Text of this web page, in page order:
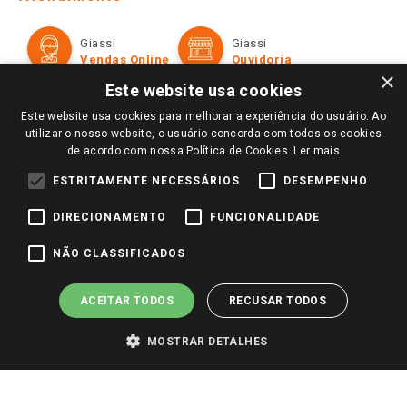
Televendas
Perguntas frequentes
Trabalhe Conosco
Identidade Visual
Formas de Pagamento
Políticas de entrega
Trocas e Devoluções
Giassi
Vendas Online
Giassi
Ouvidoria
Redes Sociais
Pagamento e Segurança
×
Este website usa cookies
Este website usa cookies para melhorar a experiência do usuário. Ao
utilizar o nosso website, o usuário concorda com todos os cookies
de acordo com nossa Política de Cookies. Ler mais
ESTRITAMENTE NECESSÁRIOS DESEMPENHO
DIRECIONAMENTO FUNCIONALIDADE
NÃO CLASSIFICADOS
ACEITAR TODOS RECUSAR TODOS
MOSTRAR DETALHES